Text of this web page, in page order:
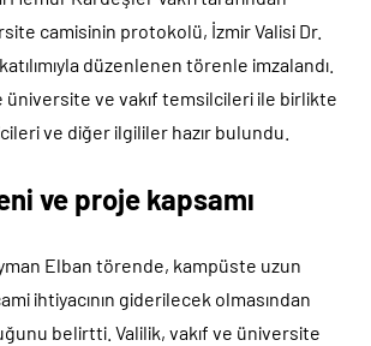
camisinin protokolü, İzmir Valisi Dr.
düzenlenen törenle imzalandı.
ve vakıf temsilcileri ile birlikte
ve diğer ilgililer hazır bulundu.
ve proje kapsamı
Elban törende, kampüste uzun
ihtiyacının giderilecek olmasından
belirtti. Valilik, vakıf ve üniversite